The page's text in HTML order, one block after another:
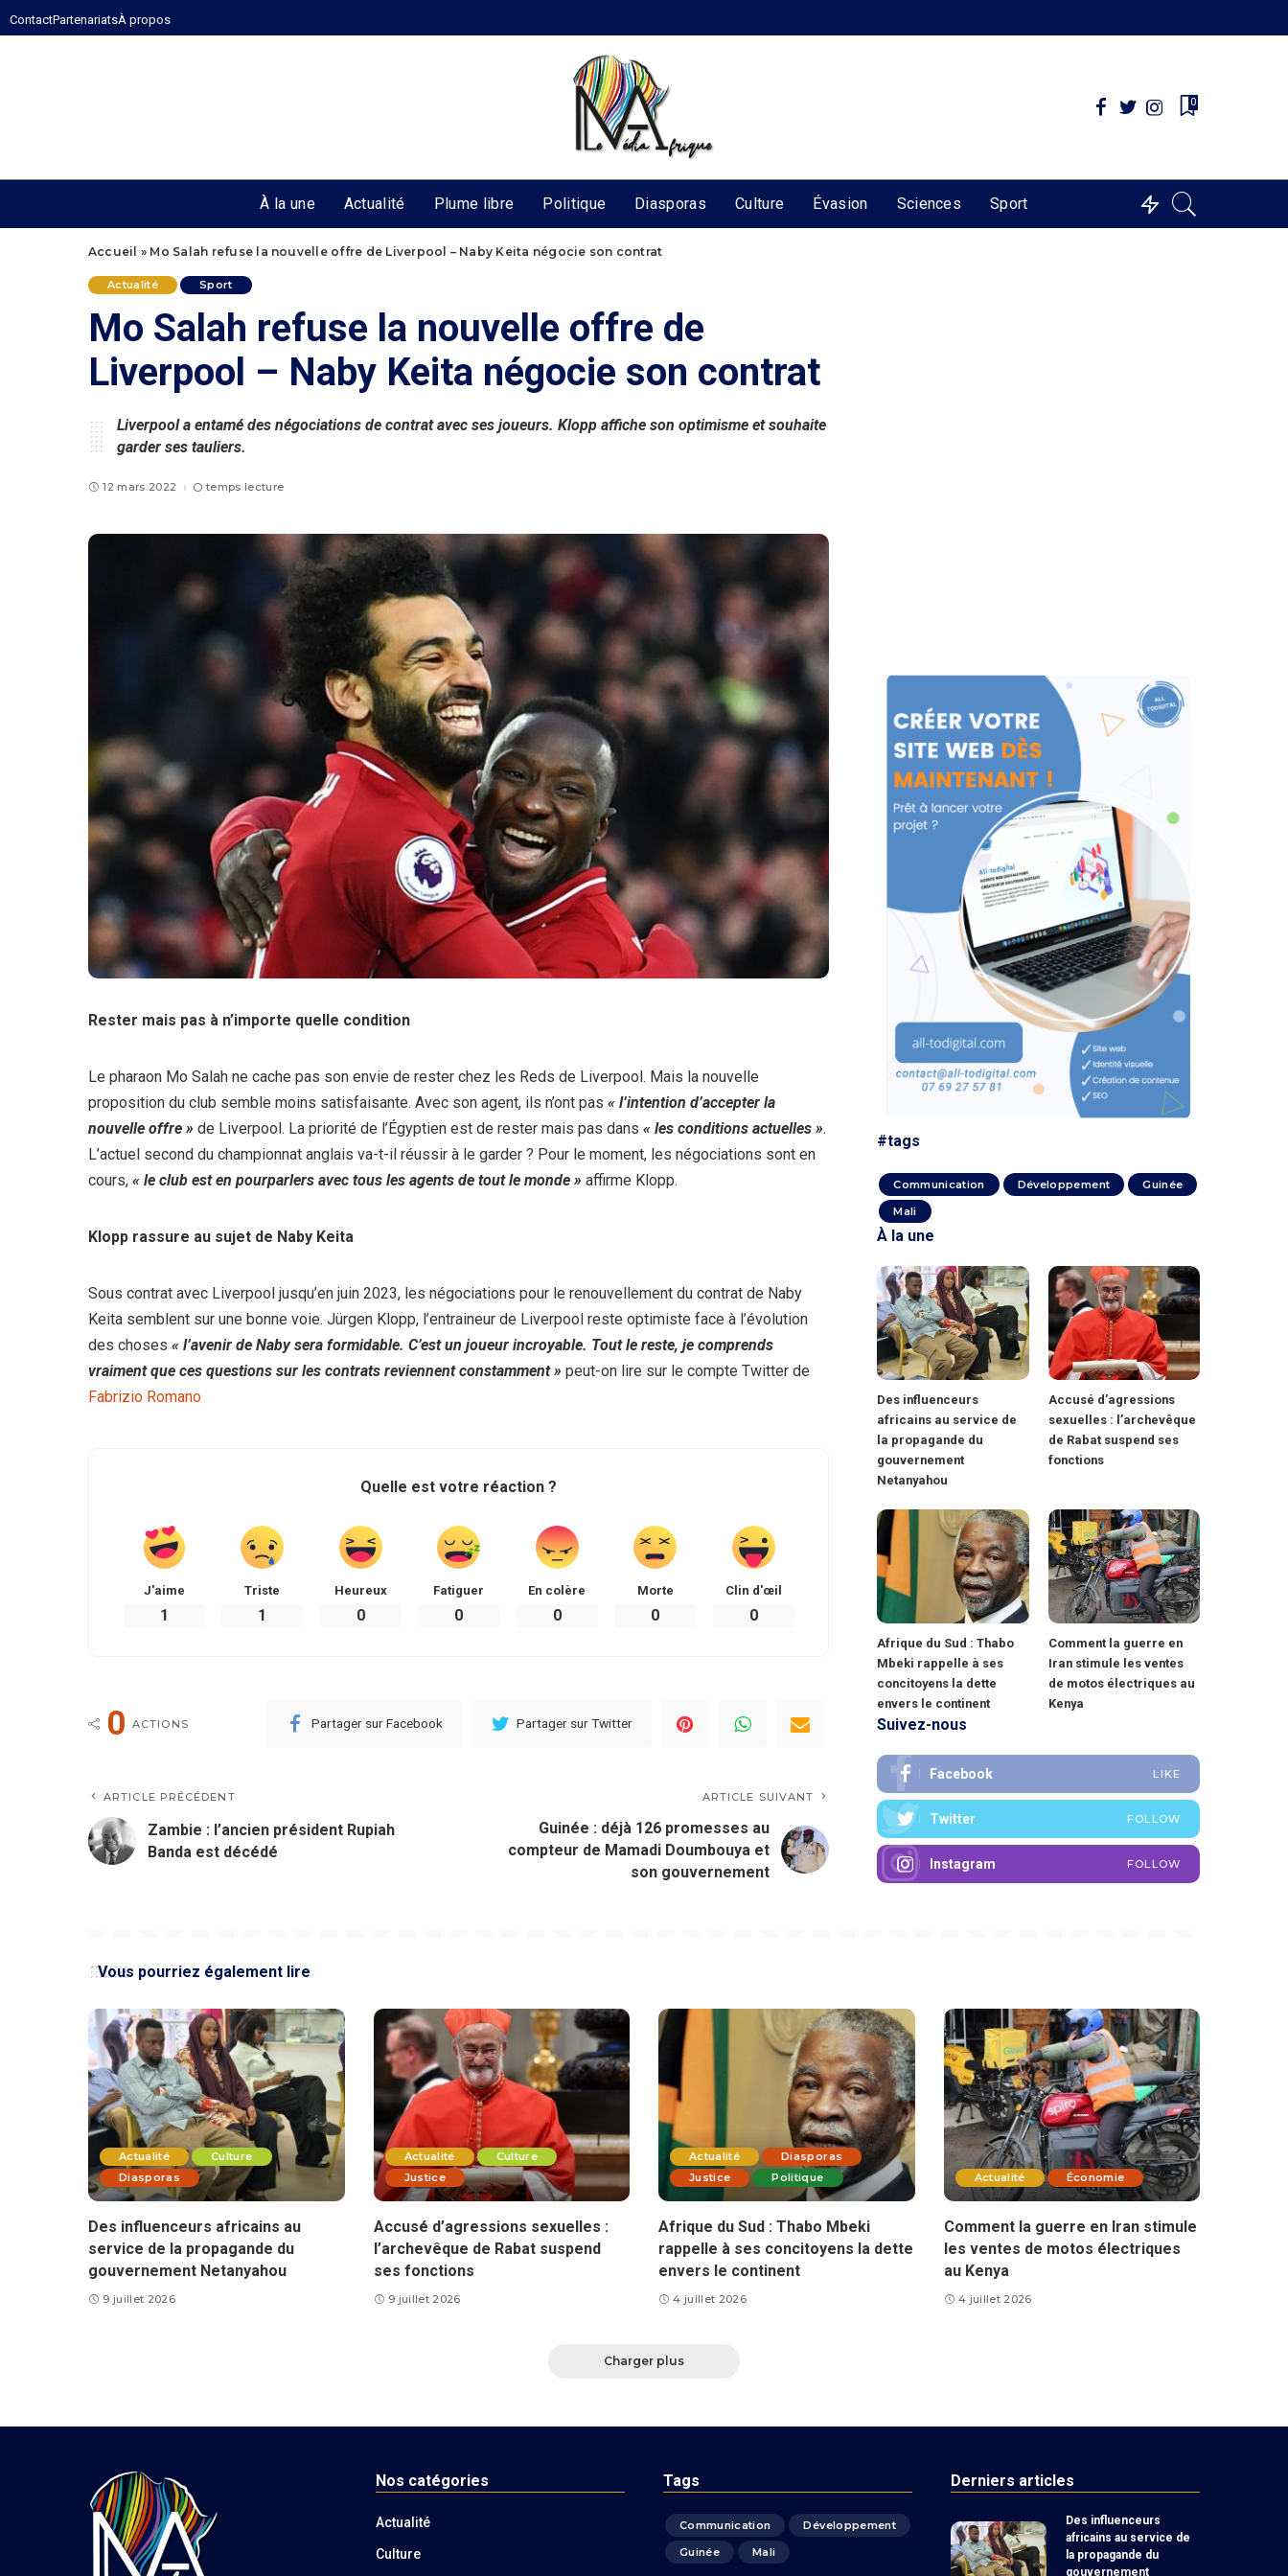
ContactPartenariatsÀ propos
0
À la une Actualité Plume libre Politique Diasporas Culture Évasion Sciences Sport
Accueil » Mo Salah refuse la nouvelle offre de Liverpool – Naby Keita négocie son contrat
Actualité Sport
Mo Salah refuse la nouvelle offre de
Liverpool – Naby Keita négocie son contrat
Liverpool a entamé des négociations de contrat avec ses joueurs. Klopp affiche son optimisme et souhaite
garder ses tauliers.
12 mars 2022 temps lecture
Rester mais pas à n’importe quelle condition
Le pharaon Mo Salah ne cache pas son envie de rester chez les Reds de Liverpool. Mais la nouvelle
proposition du club semble moins satisfaisante. Avec son agent, ils n’ont pas « l’intention d’accepter la
nouvelle offre » de Liverpool. La priorité de l’Égyptien est de rester mais pas dans « les conditions actuelles ».
L’actuel second du championnat anglais va-t-il réussir à le garder ? Pour le moment, les négociations sont en
cours, « le club est en pourparlers avec tous les agents de tout le monde » affirme Klopp.
Klopp rassure au sujet de Naby Keita
Sous contrat avec Liverpool jusqu’en juin 2023, les négociations pour le renouvellement du contrat de Naby
Keita semblent sur une bonne voie. Jürgen Klopp, l’entraineur de Liverpool reste optimiste face à l’évolution
des choses « l’avenir de Naby sera formidable. C’est un joueur incroyable. Tout le reste, je comprends
vraiment que ces questions sur les contrats reviennent constamment » peut-on lire sur le compte Twitter de
Fabrizio Romano
Quelle est votre réaction ?
J'aime
1
Triste
1
Heureux
0
Fatiguer
0
En colère
0
Morte
0
Clin d'œil
0
0 ACTIONS Partager sur Facebook Partager sur Twitter
ARTICLE PRÉCÉDENT
Zambie : l’ancien président Rupiah
Banda est décédé
ARTICLE SUIVANT
Guinée : déjà 126 promesses au
compteur de Mamadi Doumbouya et
son gouvernement
#tags
Communication Développement
Guinée
Mali
À la une
Des influenceurs
africains au service de
la propagande du
gouvernement
Netanyahou
Accusé d’agressions
sexuelles : l’archevêque
de Rabat suspend ses
fonctions
Afrique du Sud : Thabo
Mbeki rappelle à ses
concitoyens la dette
envers le continent
Comment la guerre en
Iran stimule les ventes
de motos électriques au
Kenya
Suivez-nous
Facebook LIKE
Twitter FOLLOW
Instagram FOLLOW
Vous pourriez également lire
Actualité
Culture
Diasporas
Des influenceurs africains au
service de la propagande du
gouvernement Netanyahou
9 juillet 2026
Actualité
Culture
Justice
Accusé d’agressions sexuelles :
l’archevêque de Rabat suspend
ses fonctions
9 juillet 2026
Actualité
Diasporas
Justice
Politique
Afrique du Sud : Thabo Mbeki
rappelle à ses concitoyens la dette
envers le continent
4 juillet 2026
Actualité Économie
Comment la guerre en Iran stimule
les ventes de motos électriques
au Kenya
4 juillet 2026
Charger plus
Nos catégories
Actualité
Culture
Tags
Communication
Développement
Guinée
Mali
Derniers articles
Des influenceurs
africains au service de
la propagande du
gouvernement